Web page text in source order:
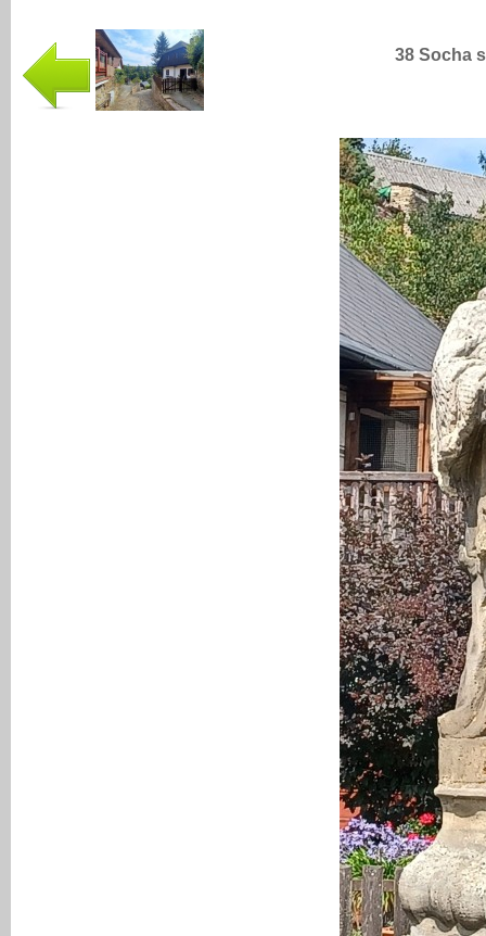
38 Socha